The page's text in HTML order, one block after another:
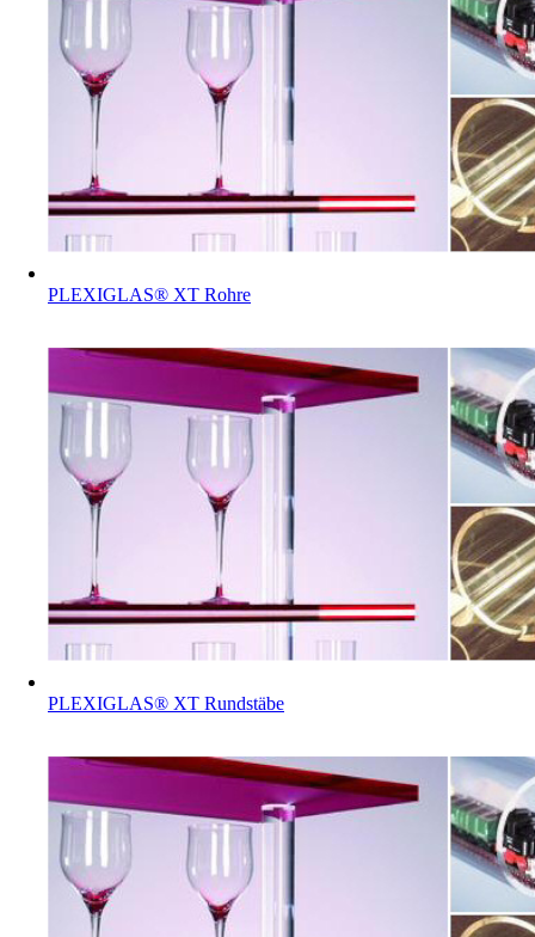
PLEXIGLAS® XT Rohre
PLEXIGLAS® XT Rundstäbe